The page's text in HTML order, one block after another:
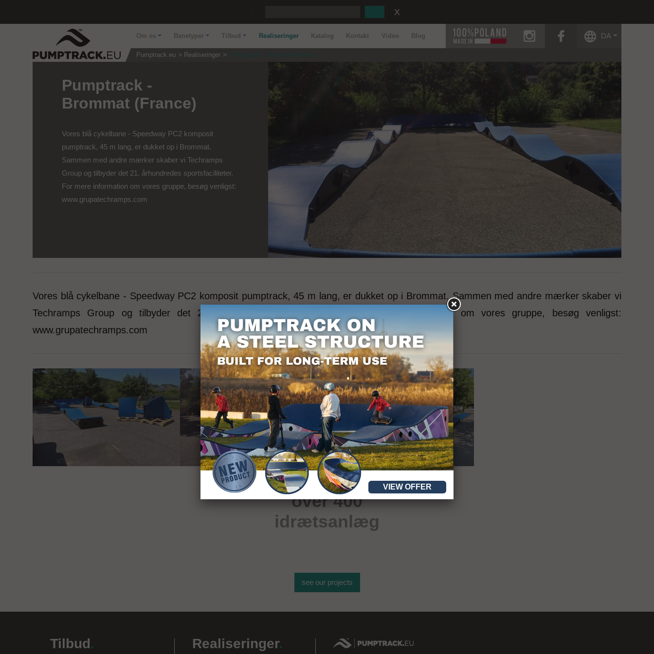
Om os Banetyper Tilbud Realiseringer Katalog Kontakt Video Blog
instagram
DA
Pumptrack.eu Realiseringer Pumptrack - Brommat (France)
Pumptrack -
Brommat (France)
Vores blå cykelbane - Speedway PC2 komposit
pumptrack, 45 m lang, er dukket op i Brommat.
Sammen med andre mærker skaber vi Techramps
Group og tilbyder det 21. århundredes sportsfaciliteter.
For mere information om vores gruppe, besøg venligst:
www.grupatechramps.com
Vores blå cykelbane - Speedway PC2 komposit pumptrack, 45 m lang, er dukket op i Brommat. Sammen med andre mærker skaber vi
Techramps Group og tilbyder det 21. århundredes sportsfaciliteter. For mere information om vores gruppe, besøg venligst:
www.grupatechramps.com
over 400
idrætsanlæg
see our projects
Tilbud. Realiseringer.
VIEW OFFER